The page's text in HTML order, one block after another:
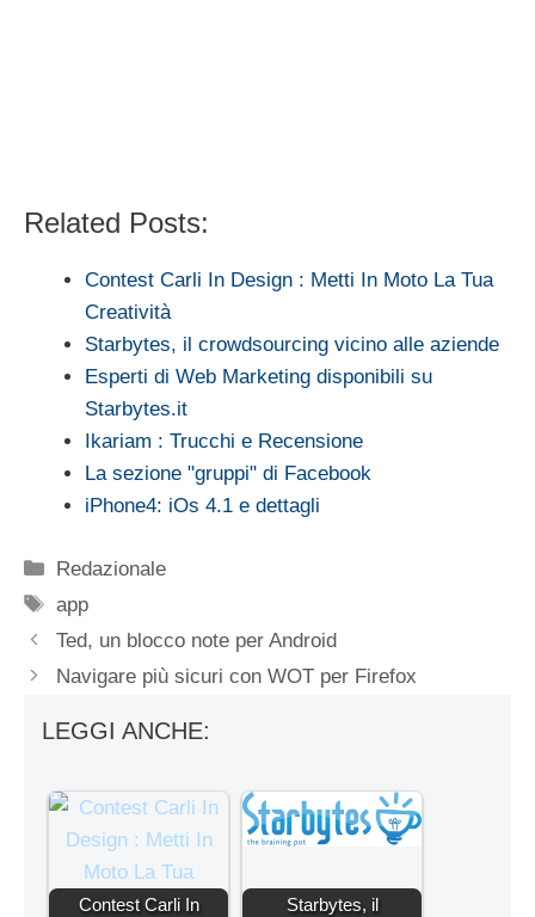
Related Posts:
Contest Carli In Design : Metti In Moto La Tua
Creatività
Starbytes, il crowdsourcing vicino alle aziende
Esperti di Web Marketing disponibili su
Starbytes.it
Ikariam : Trucchi e Recensione
La sezione "gruppi" di Facebook
iPhone4: iOs 4.1 e dettagli
Categorie
Redazionale
Tag
app
Ted, un blocco note per Android
Navigare più sicuri con WOT per Firefox
LEGGI ANCHE:
Contest Carli In
Starbytes, il